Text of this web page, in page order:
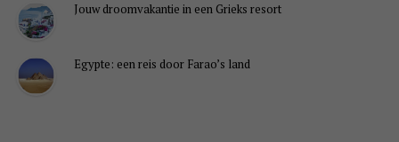
Jouw droomvakantie in een Grieks resort
Egypte: een reis door Farao’s land